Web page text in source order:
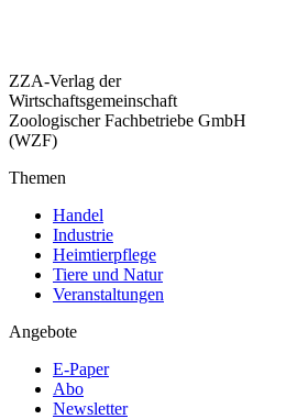
ZZA-Verlag der
Wirtschaftsgemeinschaft
Zoologischer Fachbetriebe GmbH
(WZF)
Themen
Handel
Industrie
Heimtierpflege
Tiere und Natur
Veranstaltungen
Angebote
E-Paper
Abo
Newsletter